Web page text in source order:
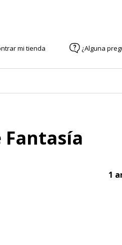
mi tienda ¿Alguna
Fantasía
1